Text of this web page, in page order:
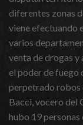
diferentes zonas
viene efectuando
varios
venta de drogas y
el poder de fuego
perpetrado robos
Bacci, vocero del
hubo 19 personas